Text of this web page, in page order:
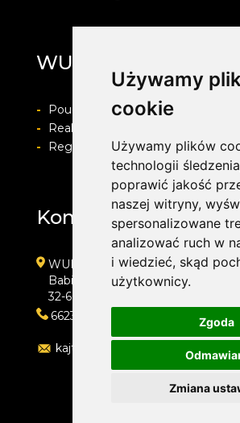
Używamy
cookie
Używamy plików
technologii
poprawić jakość
naszej witryny,
spersonalizowane
analizować ruch w
i wiedzieć, skąd
użytkownicy.
Zgoda
Zmiana
WULKAN
-
Pouczenie o prawie do
-
Realizacja zamówienia i formy
-
Regulamin i Polityka prywatności
Kontakt
WULKAN
Babice, ul. Śląska 50d
32-600 Oświęcim
662323454
kajtoch@gmail.com